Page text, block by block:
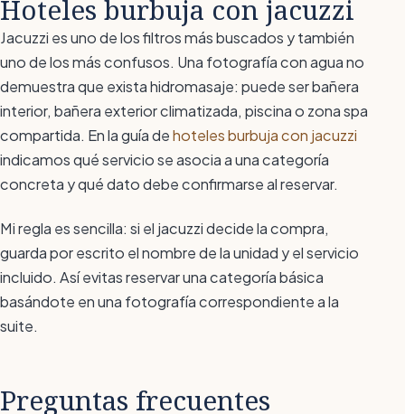
Hoteles burbuja con jacuzzi
Jacuzzi es uno de los filtros más buscados y también
uno de los más confusos. Una fotografía con agua no
demuestra que exista hidromasaje: puede ser bañera
interior, bañera exterior climatizada, piscina o zona spa
compartida. En la guía dehoteles burbuja con jacuzzi
indicamos qué servicio se asocia a una categoría
concreta y qué dato debe confirmarse al reservar.
Mi regla es sencilla: si el jacuzzi decide la compra,
guarda por escrito el nombre de la unidad y el servicio
incluido. Así evitas reservar una categoría básica
basándote en una fotografía correspondiente a la
suite.
Preguntas frecuentes